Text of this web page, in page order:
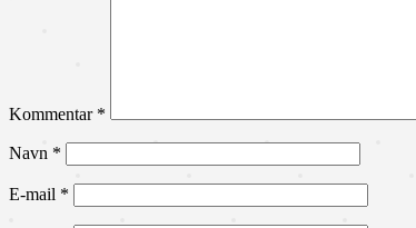
Kommentar *
Navn *
E-mail *